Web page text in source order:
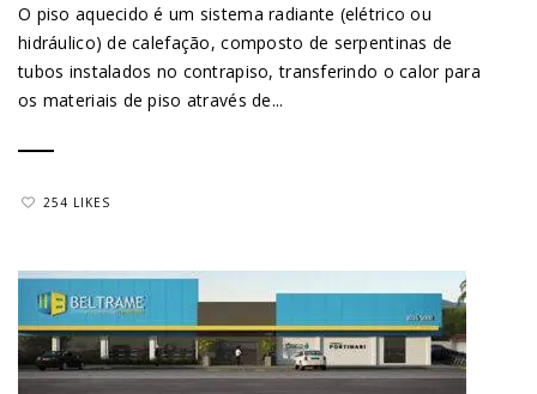
O piso aquecido é um sistema radiante (elétrico ou
hidráulico) de calefação, composto de serpentinas de
tubos instalados no contrapiso, transferindo o calor para
os materiais de piso através de...
254 LIKES